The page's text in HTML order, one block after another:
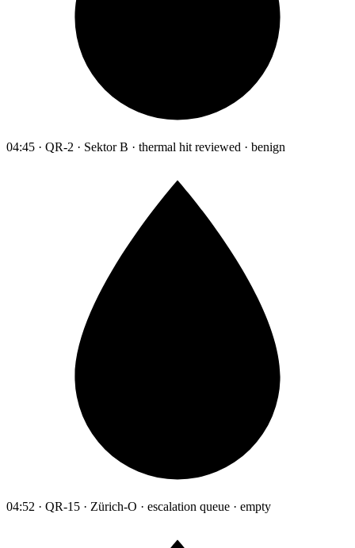
04:45 · QR-2 · Sektor B · thermal hit reviewed · benign
04:52 · QR-15 · Zürich-O · escalation queue · empty